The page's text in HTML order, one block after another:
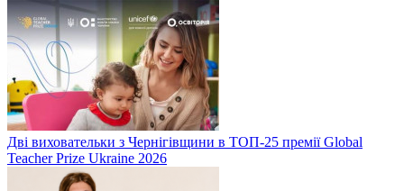
Дві виховательки з Чернігівщини в ТОП-25 премії Global
Teacher Prize Ukraine 2026